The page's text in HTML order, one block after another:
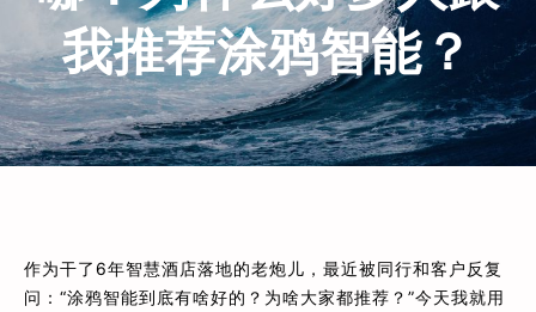
我推荐涂鸦智能？
作为干了6年智慧酒店落地的老炮儿，最近被同行和客户反复
问：“涂鸦智能到底有啥好的？为啥大家都推荐？”今天我就用